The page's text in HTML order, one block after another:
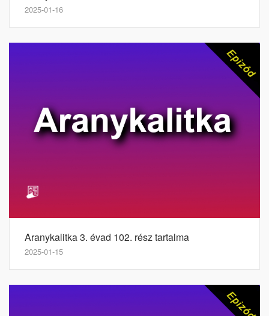
2025-01-16
Aranykalitka 3. évad 102. rész tartalma
2025-01-15